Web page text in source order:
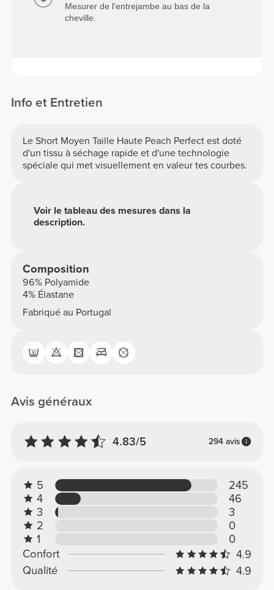
Mesurer de l'entrejambe au bas de la
cheville.
Info et Entretien
Le Short Moyen Taille Haute Peach Perfect est doté
d'un tissu à séchage rapide et d'une technologie
spéciale qui met visuellement en valeur tes courbes.
Voir le tableau des mesures dans la
description.
Composition
96% Polyamide
4% Élastane
Fabriqué au Portugal
Avis généraux
4.83/5 294 avis
5
245
4
46
3
3
2
0
1
0
Confort
4.9
Qualité
4.9